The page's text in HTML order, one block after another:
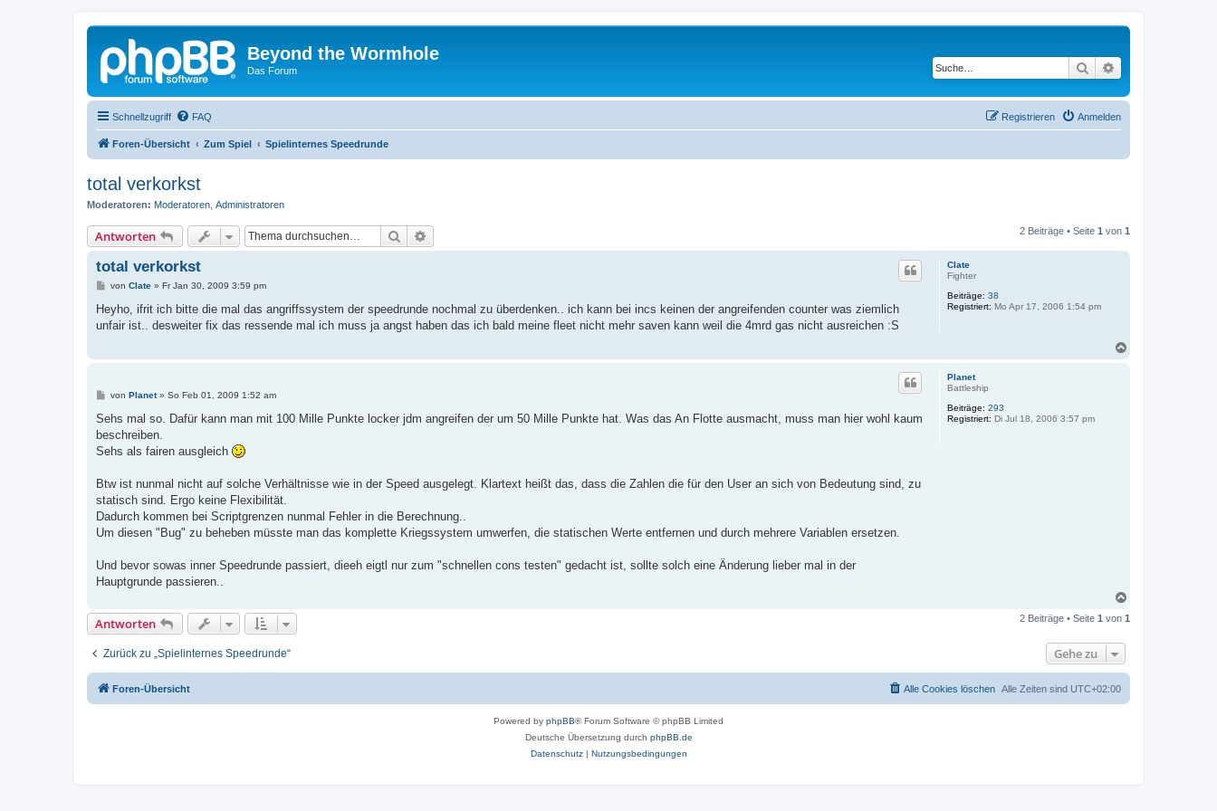
Beyond the Wormhole
Das Forum Suche
Schnellzugriff FAQ Anmelden
Registrieren
Foren-Übersicht Zum Spiel Spielinternes Speedrunde
total verkorkst
Moderatoren: Moderatoren Administratoren
Antworten Suche 2 Beiträge • Seite 1 von 1
Clate
Fighter
Beiträge: 38
Registriert: Mo Apr 17, 2006 1:54 pm
total verkorkst
B
i
r
von Clate» Fr Jan 30, 2009 3:59 pm
Heyho, ifrit ich bitte die mal das angriffssystem der speedrunde nochmal zu überdenken.. ich kann bei incs keinen der angreifenden counter was ziemlich
unfair ist.. desweiter fix das ressende mal ich muss ja angst haben das ich bald meine fleet nicht mehr saven kann weil die 4mrd gas nicht ausreichen :S
Planet
Battleship
Beiträge: 293
Registriert: Di Jul 18, 2006 3:57 pm
B
i
r
a
von Planet» So Feb 01, 2009 1:52 am
Sehs mal so. Dafür kann man mit 100 Mille Punkte locker jdm angreifen der um 50 Mille Punkte hat. Was das An Flotte ausmacht, muss man hier wohl kaum
beschreiben.
Sehs als fairen ausgleich
Btw ist nunmal nicht auf solche Verhältnisse wie in der Speed ausgelegt. Klartext heißt das, dass die Zahlen die für den User an sich von Bedeutung sind, zu
statisch sind. Ergo keine Flexibilität.
Dadurch kommen bei Scriptgrenzen nunmal Fehler in die Berechnung..
Um diesen "Bug" zu beheben müsste man das komplette Kriegssystem umwerfen, die statischen Werte entfernen und durch mehrere Variablen ersetzen.
Und bevor sowas inner Speedrunde passiert, dieeh eigtl nur zum "schnellen cons testen" gedacht ist, sollte solch eine Änderung lieber mal in der
Hauptgrunde passieren..
c
Antworten 2 Beiträge • Seite 1 von 1
Zurück zu „Spielinternes Speedrunde“ Gehe zu
Foren-Übersicht Alle Zeiten sind UTC+02:00
Alle Cookies löschen
Powered by phpBB® Forum Software © phpBB Limited
Deutsche Übersetzung durch phpBB.de
Datenschutz| Nutzungsbedingungen